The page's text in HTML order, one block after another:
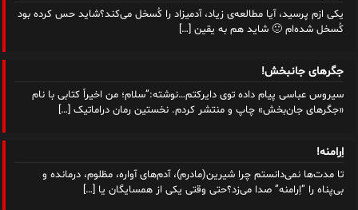
یکی ازم پرسید، آیا مطالعه‌ی زیاد، آدمیزاد را کُسخل می‌کند؟شاید حس کرده بود
کُسخل شده‌ام 🙂 شاید هم به یقین […]
جگرهای جانبخش!
سیروس عباسی پیام داده توی دایرکتم…نوشته:”سلام؛ من اخیراً کتابی با نام
«جگرهای جان‌بخش» چاپ و‌ منتشر کردم. نخستین رمان دراماتیک […]
اِرامنه!
تا مدت‌ها نمی‌دانستم چرا شیرین(مادرم)، آدم‌های آواره، مظلوم، درمانده و
بی‌پناه را “اِرامنه” صدا می‌زد؟حتی وقتی یکی از همسایگان یا […]